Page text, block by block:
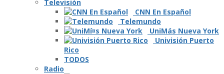
Televisión
CNN En Español
Telemundo
UniMás Nueva York
Univisión Puerto
Rico
TODOS
Radio